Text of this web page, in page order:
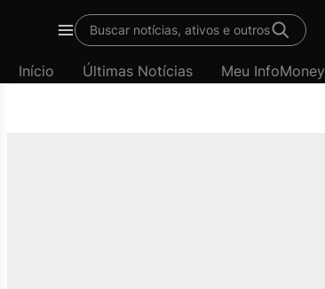
Menu
Buscar notícias, ativos e outros
Início Últimas Notícias Meu InfoMoney